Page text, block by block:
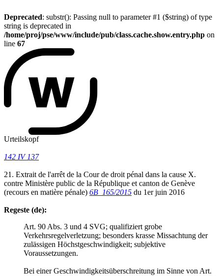
Deprecated: substr(): Passing null to parameter #1 ($string) of type
string is deprecated in
/home/proj/pse/www/include/pub/class.cache.show.entry.php on
line 67
Urteilskopf
142 IV 137
21. Extrait de l'arrêt de la Cour de droit pénal dans la cause X.
contre Ministère public de la République et canton de Genève
(recours en matière pénale) 6B_165/2015 du 1er juin 2016
Regeste (de):
Art. 90 Abs. 3 und 4 SVG; qualifiziert grobe
Verkehrsregelverletzung; besonders krasse Missachtung der
zulässigen Höchstgeschwindigkeit; subjektive
Voraussetzungen.
Bei einer Geschwindigkeitsüberschreitung im Sinne von Art.